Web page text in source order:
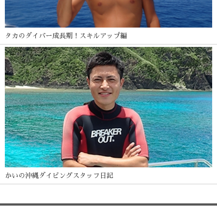
タカのダイバー成長期！スキルアップ編
かいの沖縄ダイビングスタッフ日記